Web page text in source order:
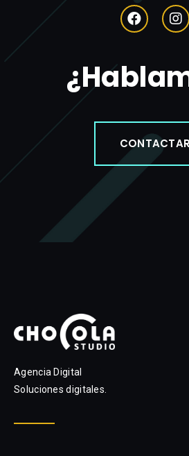
CONTACTAR
Agencia Digital
Soluciones digitales.